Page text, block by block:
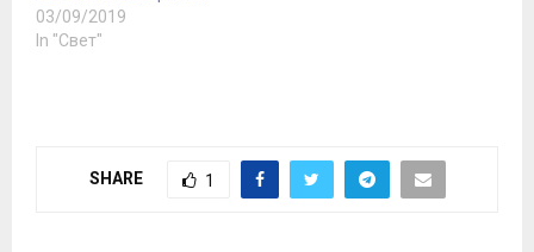
неговите симптоми не
исчезнаа 10 дена
03/09/2019
In "Свет"
SHARE 1